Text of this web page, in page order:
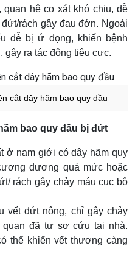
quan hệ cọ xát khó chịu, dễ
rách gây đau đớn. Ngoài
dễ bị ứ đọng, khiến bệnh
gây ra tác động tiêu cực.
cắt dây hãm bao quy đầu
bao quy đầu bị đứt
ở nam giới có dây hãm quy
dương quá mức hoặc
rách gây chảy máu cục bộ
vết đứt nông, chỉ gây chảy
đã tự sơ cứu tại nhà.
thể khiến vết thương càng